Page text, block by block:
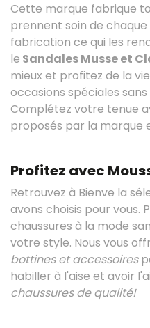
Cette marque fabrique
prennent soin de
fabrication ce qui les
le Sandales Musse et
mieux et profitez de la
occasions spéciales
Complétez votre tenue
proposés par la marque
Profitez avec
Retrouvez à Bienve la
avons choisis pour vous.
chaussures à la mode
votre style. Nous vous
bottines et accessoires
habiller à l'aise et avoir
chaussures de qualité!